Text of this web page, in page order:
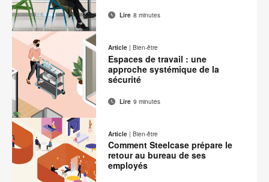
Partager
sur
Facebook
Partager
sur
Twitter
Partager
sur
Pinterest
Partager
sur
LinkedIn
Adresse
contact
Imprimer
cette
page
Lire 8 minutes
Partager
sur
Facebook
Partager
sur
Twitter
Partager
sur
Pinterest
Partager
sur
LinkedIn
Adresse
de
contact
Imprimer
cette
page
Article | Bien-être
Espaces de travail : une
approche systémique de la
sécurité
Lire 9 minutes
Article | Bien-être
Comment Steelcase prépare le
retour au bureau de ses
employés